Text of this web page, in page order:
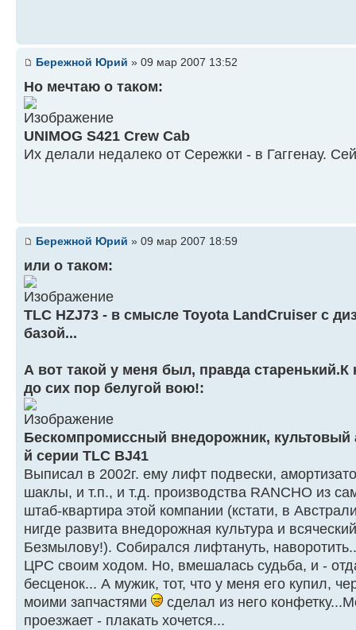
Бережной Юрий » 09 мар 2007 13:52
Но мечтаю о таком:
UNIMOG S421 Crew Cab
Их делали недалеко от Сережки - в Гаггенау.
Бережной Юрий » 09 мар 2007 18:59
или о таком:
TLC HZJ73 - в смысле Toyota LandCruiser с
базой...
А вот такой у меня был, правда
до сих пор белугой вою!:
Бескомпромиссный внедорожник, культовый
й серии TLC BJ41
Выписал в 2002г. ему лифт подвески,
шаклы, и т.п., и т.д. производства RANCHO из
штаб-квартира этой компании (кстати, в
нигде развита внедорожная культура и
Безмылову!). Собирался лифтануть,
ЦРС своим ходом. Но, вмешалась судьба, и -
бесценок... А мужик, тот, что у меня его купил,
моими запчастями
сделал из него
проезжает - плакать хочется...